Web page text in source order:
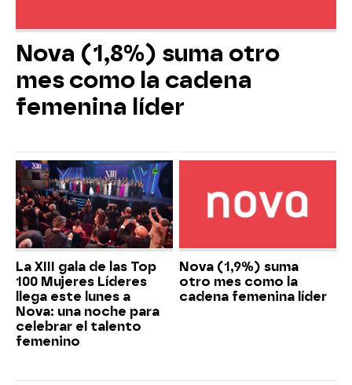
Nova (1,8%) suma otro
mes como la cadena
femenina líder
La XIII gala de las Top
100 Mujeres Líderes
llega este lunes a
Nova: una noche para
celebrar el talento
femenino
Nova (1,9%) suma
otro mes como la
cadena femenina líder